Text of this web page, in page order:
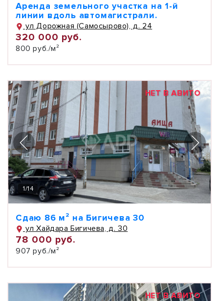
Аренда земельного участка на 1-й
линии вдоль автомагистрали.
ул Дорожная (Самосырово), д. 24
320 000 руб.
800 руб./м²
НЕТ В АВИТО
1/14
Сдаю 86 м² на Бигичева 30
ул Хайдара Бигичева, д. 30
78 000 руб.
907 руб./м²
НЕТ В АВИТО